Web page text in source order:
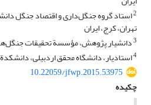
2استاد گروه جنگل‌داری و اقتصاد جنگل
تهران، کرج، ایران
3دانشیار پژوهش، مؤسسة تحقیقات جنگل‌ها
4استادیار، دانشگاه محقق اردبیلی،
10.22059/jfwp.2015.53975
چکیده